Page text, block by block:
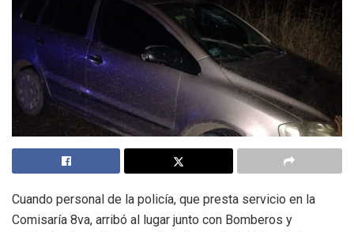
Cuando personal de la policía, que presta servicio en la
Comisaría 8va, arribó al lugar junto con Bomberos y